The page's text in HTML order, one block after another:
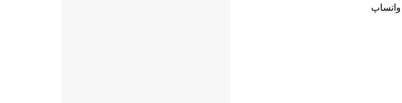
واتساپ